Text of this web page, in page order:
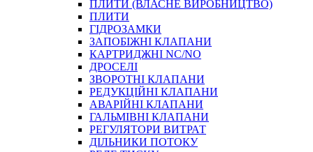
ЧЕРВ`ЯЧНІ
ПЛИТИ (ВЛАСНЕ ВИРОБНИЦТВО)
ПЛИТИ
ГІДРОЗАМКИ
ЗАПОБІЖНІ КЛАПАНИ
КАРТРИДЖНІ NC/NO
ДРОСЕЛІ
ЗВОРОТНІ КЛАПАНИ
РЕДУКЦІЙНІ КЛАПАНИ
АВАРІЙНІ КЛАПАНИ
ГАЛЬМІВНІ КЛАПАНИ
РЕГУЛЯТОРИ ВИТРАТ
ДІЛЬНИКИ ПОТОКУ